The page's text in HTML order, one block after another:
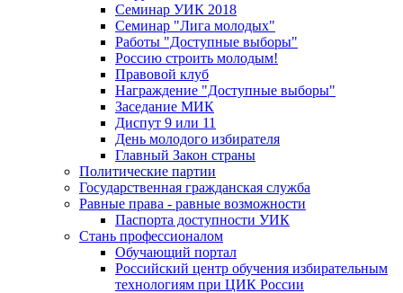
Семинар УИК 2018
Семинар "Лига молодых"
Работы "Доступные выборы"
Россию строить молодым!
Правовой клуб
Награждение "Доступные выборы"
Заседание МИК
Диспут 9 или 11
День молодого избирателя
Главный Закон страны
Политические партии
Государственная гражданская служба
Равные права - равные возможности
Паспорта доступности УИК
Стань профессионалом
Обучающий портал
Российский центр обучения избирательным
технологиям при ЦИК России